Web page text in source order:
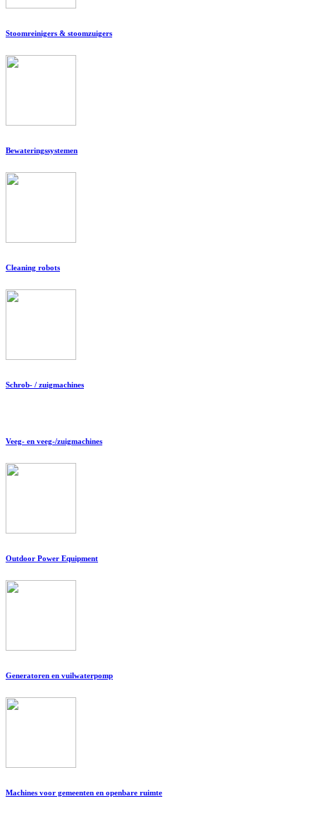
Stoomreinigers & stoomzuigers
Bewateringssystemen
Cleaning robots
Schrob- / zuigmachines
Veeg- en veeg-/zuigmachines
Outdoor Power Equipment
Generatoren en vuilwaterpomp
Machines voor gemeenten en openbare ruimte